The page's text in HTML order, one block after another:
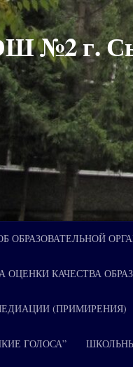
№2 г.
ОБРАЗОВАТЕЛЬНОЙ
ОЦЕНКИ КАЧЕСТВА
(ПРИМИРЕНИЯ)
ГОЛОСА”